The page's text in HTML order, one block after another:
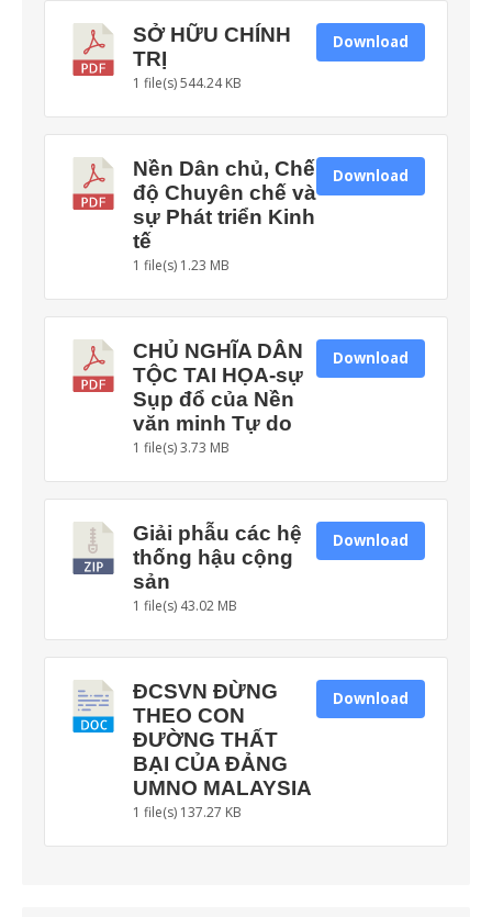
SỞ HỮU CHÍNH
TRỊ
1 file(s)544.24 KB
Download
Nền Dân chủ, Chế
độ Chuyên chế và
sự Phát triển Kinh
tế
1 file(s) 1.23 MB
Download
CHỦ NGHĨA DÂN
TỘC TAI HỌA-sự
Sụp đổ của Nền
văn minh Tự do
1 file(s)3.73 MB
Download
Giải phẫu các hệ
thống hậu cộng
sản
1 file(s) 43.02 MB
Download
ĐCSVN ĐỪNG
THEO CON
ĐƯỜNG THẤT
BẠI CỦA ĐẢNG
UMNO MALAYSIA
1 file(s) 137.27 KB
Download